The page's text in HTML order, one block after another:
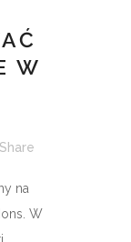
W
Share
na
W